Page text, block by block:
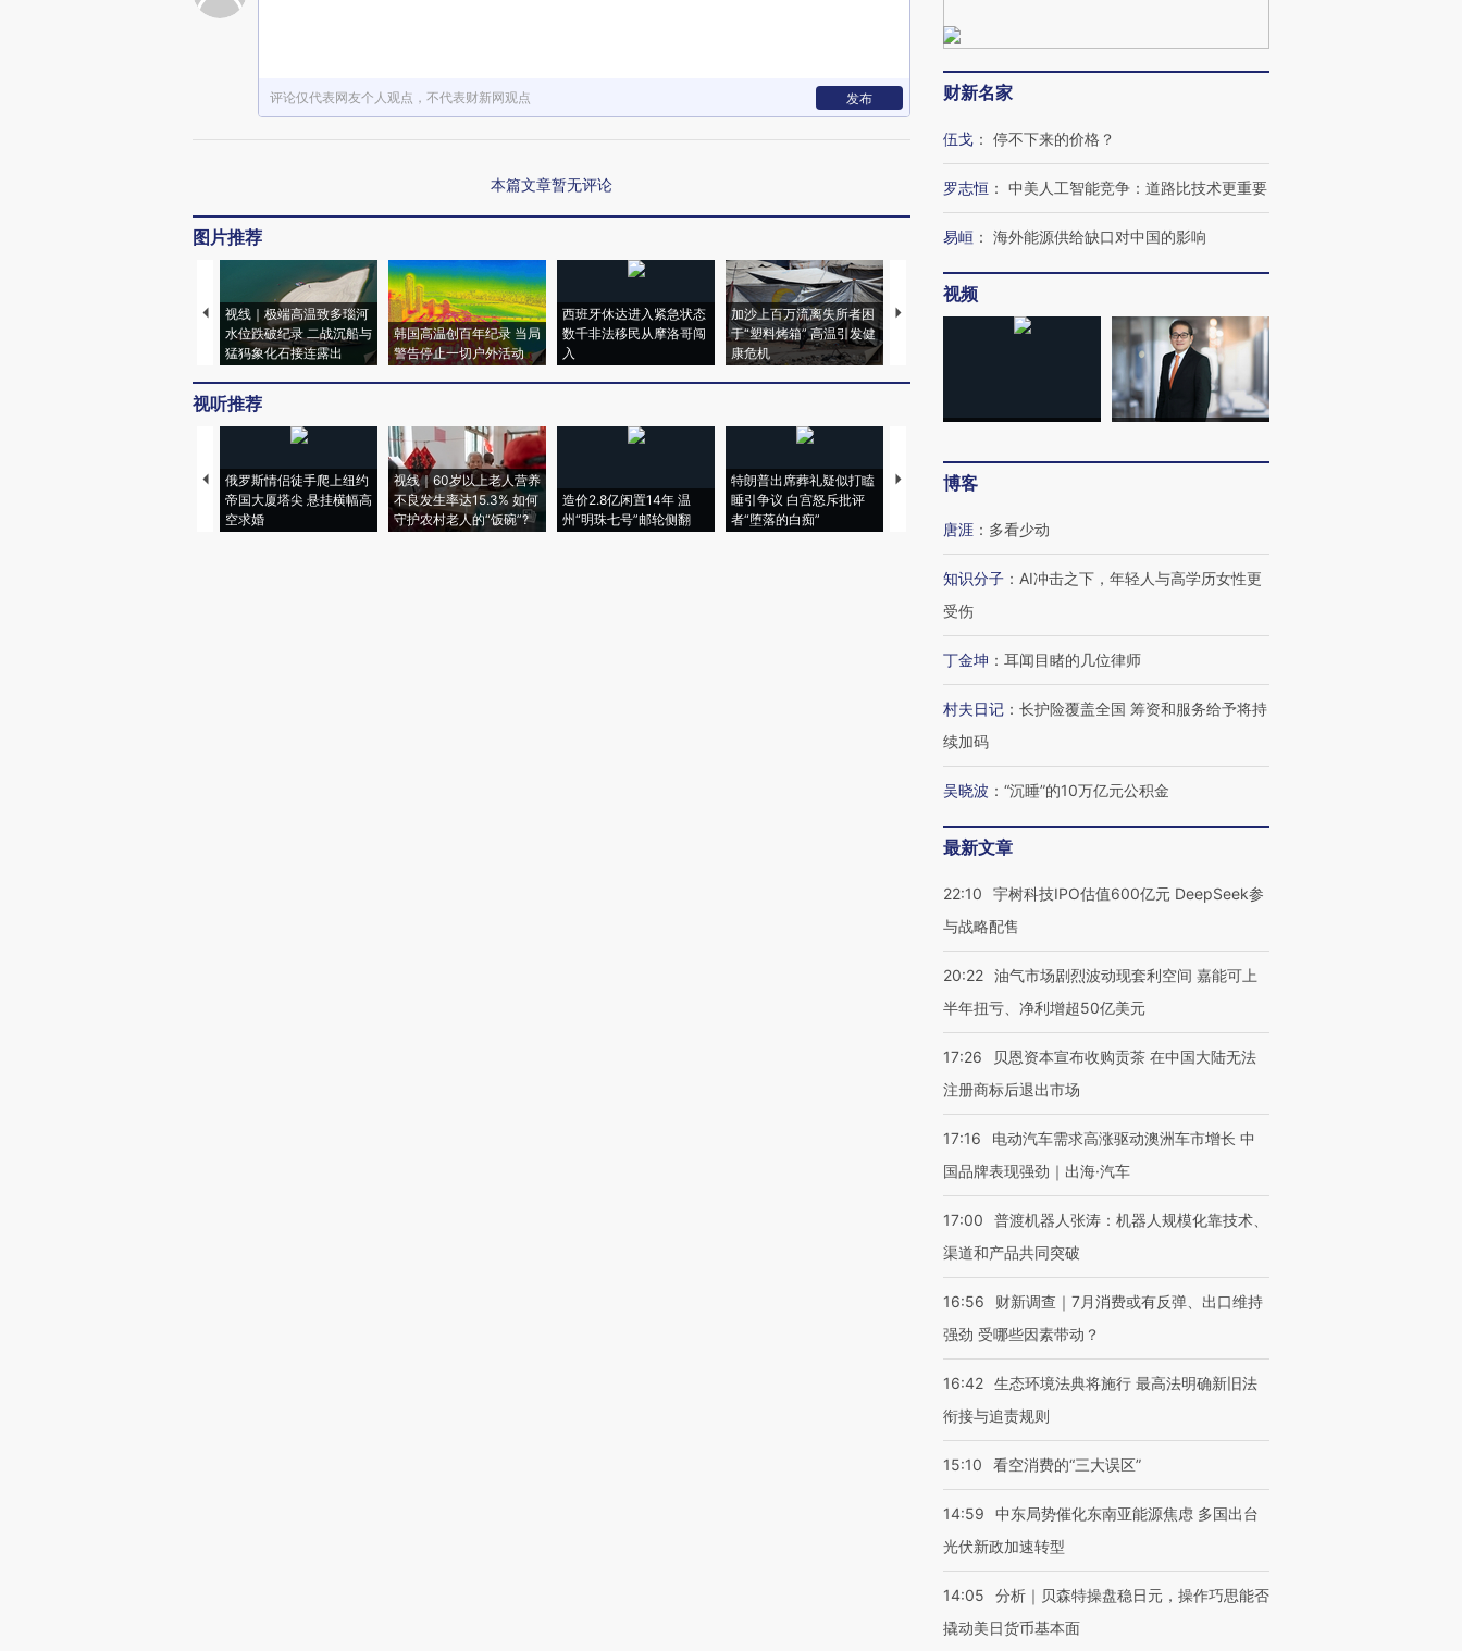
评论仅代表网友个人观点，不代表财新网观点 发布
本篇文章暂无评论
图片推荐
视线｜极端高温致多瑙河
水位跌破纪录 二战沉船与
猛犸象化石接连露出
韩国高温创百年纪录 当局
警告停止一切户外活动
西班牙休达进入紧急状态
数千非法移民从摩洛哥闯
入
加沙上百万流离失所者困
于“塑料烤箱” 高温引发健
康危机
视线｜HYROX的吸金
术：是什么让中产们甘
马航飞行员跨国走私7万
粒摇头丸 尿检体内含3种
视线｜被称为“蟑螂”的印
度Z世代 用街头抗争将教
育部长拱下台
视听推荐
俄罗斯情侣徒手爬上纽约
帝国大厦塔尖 悬挂横幅高
空求婚
视线｜60岁以上老人营养
不良发生率达15.3% 如何
守护农村老人的“饭碗”?
造价2.8亿闲置14年 温
州“明珠七号”邮轮侧翻
特朗普出席葬礼疑似打瞌
睡引争议 白宫怒斥批评
者“堕落的白痴”
视线｜全球最热百城独占
财新名家
伍戈 ： 停不下来的价格？
罗志恒 ： 中美人工智能竞争：道路比技术更重要
易峘 ： 海外能源供给缺口对中国的影响
视频
博客
唐涯 ： 多看少动
知识分子 ： AI冲击之下，年轻人与高学历女性更
受伤
丁金坤 ： 耳闻目睹的几位律师
村夫日记 ： 长护险覆盖全国 筹资和服务给予将持
续加码
吴晓波 ： “沉睡”的10万亿元公积金
最新文章
22:10
宇树科技IPO估值600亿元 DeepSeek参
与战略配售
20:22 油气市场剧烈波动现套利空间 嘉能可上
半年扭亏、净利增超50亿美元
17:26
贝恩资本宣布收购贡茶 在中国大陆无法
注册商标后退出市场
17:16
电动汽车需求高涨驱动澳洲车市增长 中
国品牌表现强劲｜出海·汽车
17:00
普渡机器人张涛：机器人规模化靠技术、
渠道和产品共同突破
16:56
财新调查｜7月消费或有反弹、出口维持
强劲 受哪些因素带动？
16:42 生态环境法典将施行 最高法明确新旧法
衔接与追责规则
15:10 看空消费的“三大误区”
14:59
中东局势催化东南亚能源焦虑 多国出台
光伏新政加速转型
14:05
分析｜贝森特操盘稳日元，操作巧思能否
撬动美日货币基本面